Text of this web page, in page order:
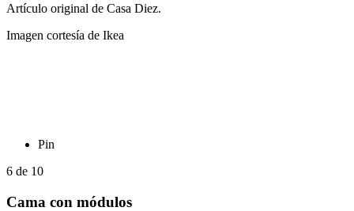
Artículo original de Casa Diez.
Imagen cortesía de Ikea
Pin
6 de 10
Cama con módulos